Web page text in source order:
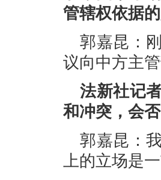
管辖权依据
郭嘉昆：
议向中方主管
法新社记
和冲突，会
郭嘉昆：
上的立场是